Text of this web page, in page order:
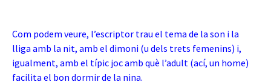
Com podem veure, l’escriptor trau el tema de la son i la
lliga amb la nit, amb el dimoni (u dels trets femenins) i,
igualment, amb el típic joc amb què l’adult (ací, un home)
facilita el bon dormir de la nina.